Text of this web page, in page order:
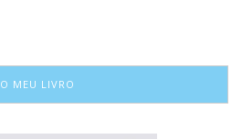
O MEU LIVRO